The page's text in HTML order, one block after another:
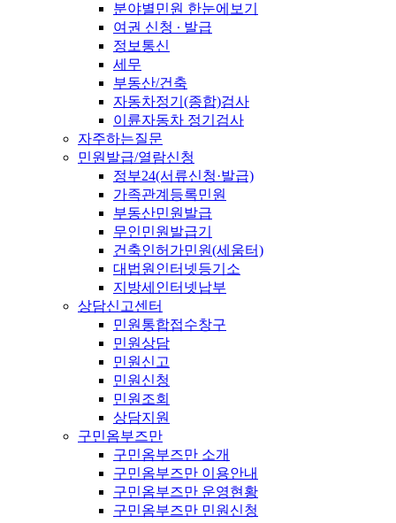
분야별민원 한눈에보기
여권 신청 ∙ 발급
정보통신
세무
부동산/건축
자동차정기(종합)검사
이륜자동차 정기검사
자주하는질문
민원발급/열람신청
정부24(서류신청·발급)
가족관계등록민원
부동산민원발급
무인민원발급기
건축인허가민원(세움터)
대법원인터넷등기소
지방세인터넷납부
상담신고센터
민원통합접수창구
민원상담
민원신고
민원신청
민원조회
상담지원
구민옴부즈만
구민옴부즈만 소개
구민옴부즈만 이용안내
구민옴부즈만 운영현황
구민옴부즈만 민원신청